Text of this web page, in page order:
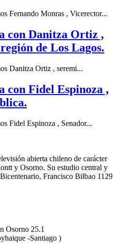
Fernando Monras , Vicerector...
con Danitza Ortiz ,
de Los Lagos.
Danitza Ortiz , seremi...
con Fidel Espinoza ,
Fidel Espinoza , Senador...
abierta chileno de carácter
y Osorno. Su estudio central y
Francisco Bilbao 1129
Osorno 25.1
-Santiago )